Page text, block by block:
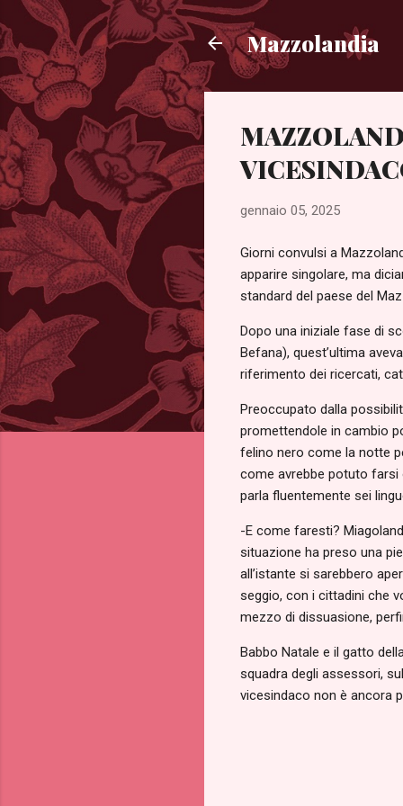
Mazzolandia
gennaio 05, 2025
Giorni convulsi a
apparire singolare, ma
standard del paese del
Dopo una iniziale fase di
Befana), quest’ultima
riferimento dei ricercati,
Preoccupato dalla
promettendole in cambio
felino nero come la notte
come avrebbe potuto farsi
parla fluentemente sei
-E come faresti?
situazione ha preso una
all’istante si sarebbero
seggio, con i cittadini che
mezzo di dissuasione,
Babbo Natale e il gatto
squadra degli assessori,
vicesindaco non è ancora